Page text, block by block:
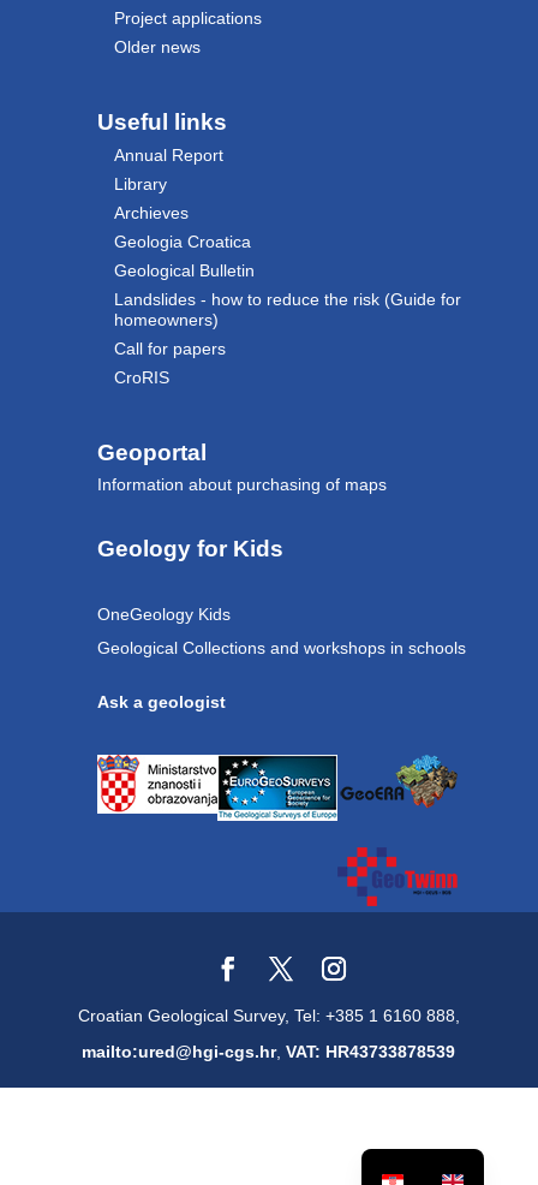
Project applications
Older news
Useful links
Annual Report
Library
Archieves
Geologia Croatica
Geological Bulletin
Landslides - how to reduce the risk (Guide for
homeowners)
Call for papers
CroRIS
Geoportal
Information about purchasing of maps
Geology for Kids
OneGeology Kids
Geological Collections and workshops in schools
Ask a geologist
Croatian Geological Survey, Tel: +385 1 6160 888,
mailto:ured@hgi-cgs.hr,VAT: HR43733878539